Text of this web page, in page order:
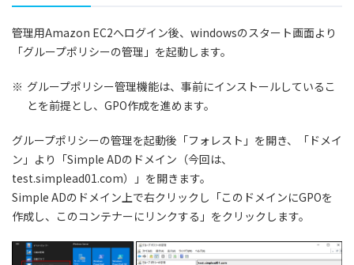
管理用Amazon EC2へログイン後、windowsのスタート画面より
「グループポリシーの管理」を起動します。
※ グループポリシー管理機能は、事前にインストールしているこ
とを前提とし、GPO作成を進めます。
グループポリシーの管理を起動後「フォレスト」を開き、「ドメイ
ン」より「Simple ADのドメイン（今回は、
test.simplead01.com）」を開きます。
Simple ADのドメイン上で右クリックし「このドメインにGPOを
作成し、このコンテナーにリンクする」をクリックします。